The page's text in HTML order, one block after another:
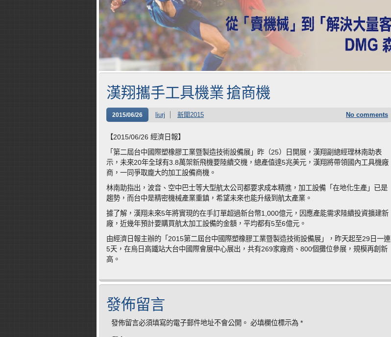
漢翔攜手工具機業 搶商機
2015/06/26 liurj 新聞2015 No comments
【2015/06/26 經濟日報】
「第二屆台中國際塑橡膠工業暨製造技術設備展」昨（25）日開展，漢翔副總經理林南助表
示，未來20年全球有3.8萬架新飛機要陸續交機，總產值達5兆美元，漢翔將帶領國內工具機廠
商，一同爭取龐大的加工設備商機。
林南助指出，波音、空中巴士等大型航太公司都要求成本精進，加工設備「在地化生產」已是
趨勢，而台中是精密機械產業重鎮，希望未來也能升級到航太產業。
據了解，漢翔未來5年將實現的在手訂單超過新台幣1,000億元，因應產能需求陸續投資擴建新
廠，近幾年預計要購買航太加工設備的金額，平均都有5至6億元。
由經濟日報主辦的「2015第二屆台中國際塑橡膠工業暨製造技術設備展」，昨天起至29日一連
5天，在烏日高鐵站大台中國際會展中心展出，共有269家廠商、800個攤位參展，規模再創新
高。
發佈留言
發佈留言必須填寫的電子郵件地址不會公開。 必填欄位標示為 *